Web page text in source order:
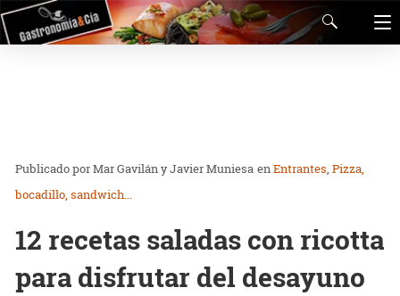
Mar Gavilán y Javier Muniesa enEntrantes Pizza,
bocadillo, sandwich...
12 recetas saladas con ricotta
para disfrutar del desayuno